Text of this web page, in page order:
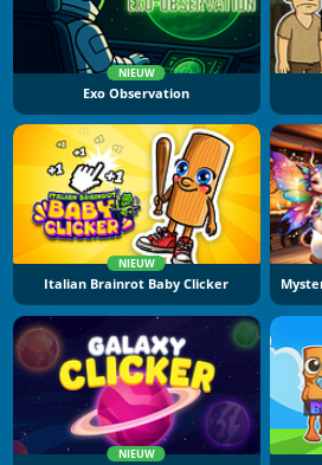
NIEUW
Exo Observation
NIEUW
Italian Brainrot Baby Clicker
NIEUW